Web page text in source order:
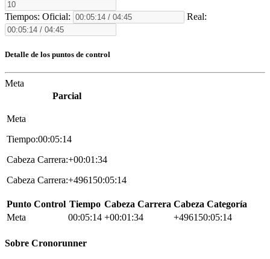
Tiempos: Oficial: Real:
Detalle de los puntos de control
Meta
Parcial
Meta
Tiempo:00:05:14
Cabeza Carrera:+00:01:34
Cabeza Carrera:+496150:05:14
Punto Control Tiempo Cabeza Carrera Cabeza Categoría
Meta
00:05:14 +00:01:34 +496150:05:14
Sobre Cronorunner